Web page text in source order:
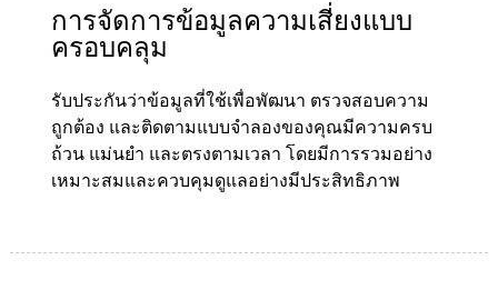
การจัดการข้อมูลความเสี่ยงแบบ
ครอบคลุม
รับประกันว่าข้อมูลที่ใช้เพื่อพัฒนา ตรวจสอบความ
ถูกต้อง และติดตามแบบจำลองของคุณมีความครบ
ถ้วน แม่นยำ และตรงตามเวลา โดยมีการรวมอย่าง
เหมาะสมและควบคุมดูแลอย่างมีประสิทธิภาพ